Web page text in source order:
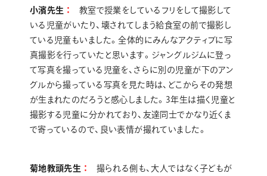
小濱先生
教室で授業をしているフリをして撮影して
いる児童がいたり、壊されてしまう給食室の前で撮影し
ている児童もいました。全体的にみんなアクティブに写
真撮影を行っていたと思います。ジャングルジムに登っ
て写真を撮っている児童を、さらに別の児童が下のアン
グルから撮っている写真を見た時は、どこからその発想
が生まれたのだろうと感心しました。3年生は描く児童と
撮影する児童に分かれており、友達同士でかなり近くま
で寄っているので、良い表情が撮れていました。
菊地教頭先生
撮られる側も、大人ではなく子どもが